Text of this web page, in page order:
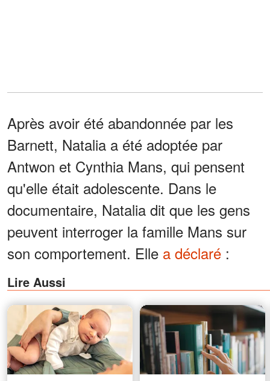
Après avoir été abandonnée par les
Barnett, Natalia a été adoptée par
Antwon et Cynthia Mans, qui pensent
qu'elle était adolescente. Dans le
documentaire, Natalia dit que les gens
peuvent interroger la famille Mans sur
son comportement. Elle a déclaré :
Lire Aussi